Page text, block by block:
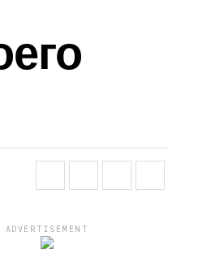
ADVERTISEMENT